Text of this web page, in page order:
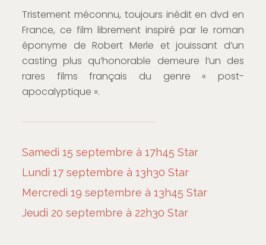
Tristement méconnu, toujours inédit en dvd en
France, ce film librement inspiré par le roman
éponyme de Robert Merle et jouissant d’un
casting plus qu’honorable demeure l’un des
rares films français du genre « post-
apocalyptique ».
Samedi 15 septembre à 17h45 Star
Lundi 17 septembre à 13h30 Star
Mercredi 19 septembre à 13h45 Star
Jeudi 20 septembre à 22h30 Star